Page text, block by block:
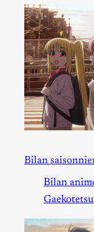
Bilan
Bilan
Gaekotetsu